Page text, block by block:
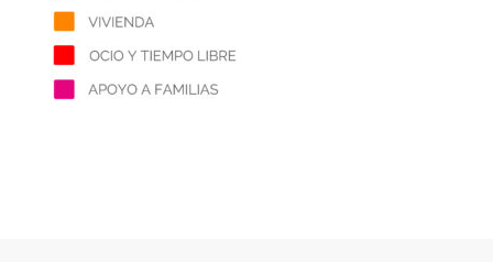
GAUTENA
AUTISMO
COMUNICACIÓN